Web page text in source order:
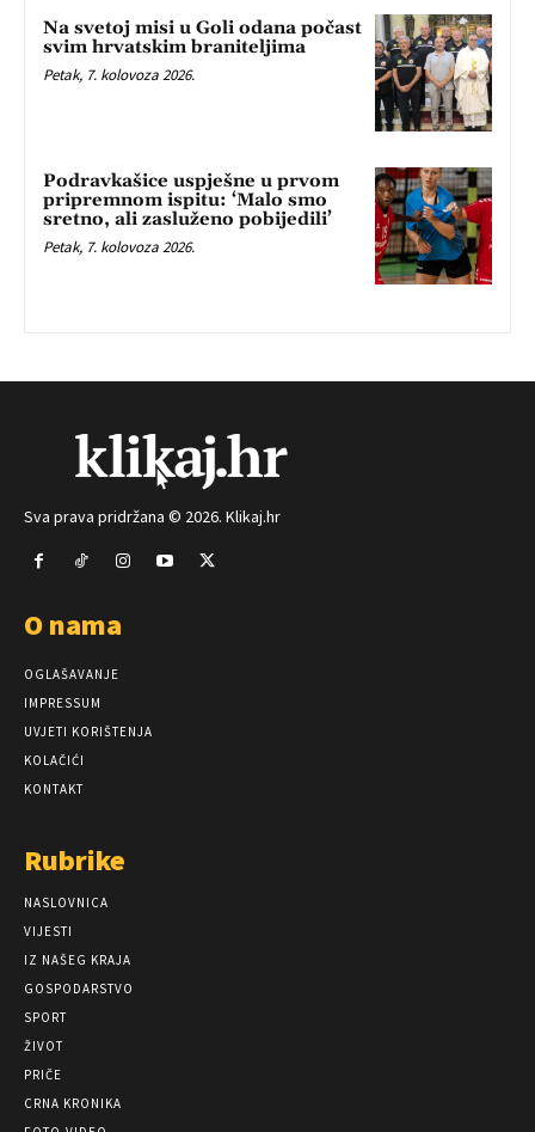
Na svetoj misi u Goli odana počast
svim hrvatskim braniteljima
Petak, 7. kolovoza 2026.
Podravkašice uspješne u prvom
pripremnom ispitu: ‘Malo smo
sretno, ali zasluženo pobijedili’
Petak, 7. kolovoza 2026.
Sva prava pridržana © 2026. Klikaj.hr
O nama
OGLAŠAVANJE
IMPRESSUM
UVJETI KORIŠTENJA
KOLAČIĆI
KONTAKT
Rubrike
NASLOVNICA
VIJESTI
IZ NAŠEG KRAJA
GOSPODARSTVO
SPORT
ŽIVOT
PRIČE
CRNA KRONIKA